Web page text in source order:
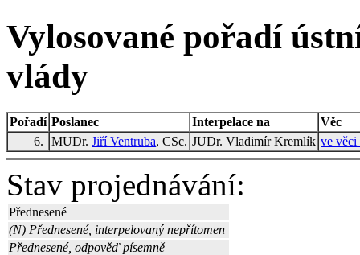
Vylosované pořadí
vlády
Pořadí Poslanec Interpelace na
Věc
6.
MUDr. Jiří Ventruba, CSc. JUDr. Vladimír Kremlík ve věci
Stav projednávání:
Přednesené
(N) Přednesené, interpelovaný nepřítomen
Přednesené, odpověď písemně